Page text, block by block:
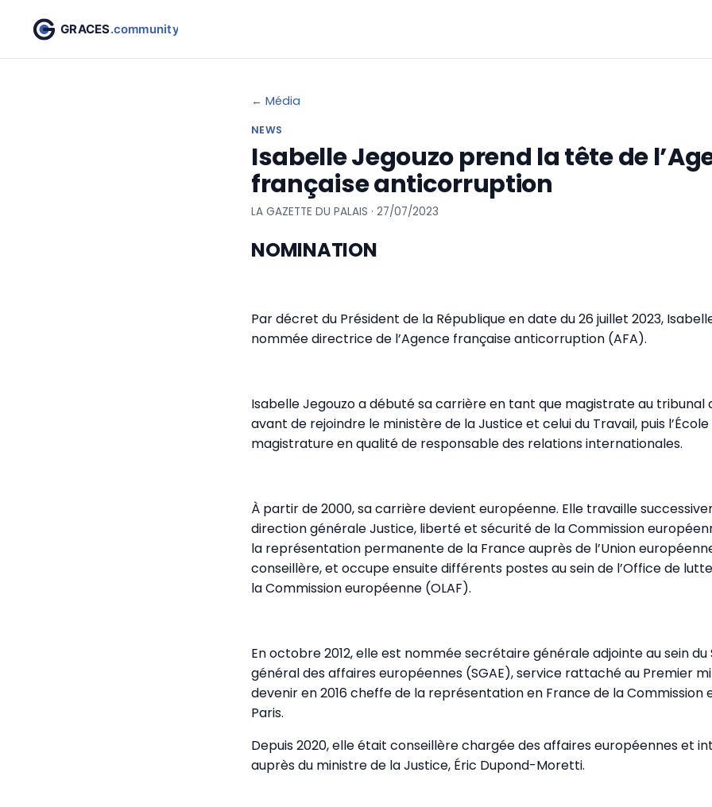
← Média
NEWS
Isabelle Jegouzo prend la tête de
française anticorruption
LA GAZETTE DU PALAIS · 27/07/2023
NOMINATION
Par décret du Président de la République en date du 26 juillet 2023,
nommée directrice de l’Agence française anticorruption (AFA).
Isabelle Jegouzo a débuté sa carrière en tant que magistrate au tribunal
avant de rejoindre le ministère de la Justice et celui du Travail, puis
magistrature en qualité de responsable des relations internationales.
À partir de 2000, sa carrière devient européenne. Elle travaille
direction générale Justice, liberté et sécurité de la Commission
la représentation permanente de la France auprès de l’Union
conseillère, et occupe ensuite différents postes au sein de l’Office de
la Commission européenne (OLAF).
En octobre 2012, elle est nommée secrétaire générale adjointe au sein
général des affaires européennes (SGAE), service rattaché au Premier
devenir en 2016 cheffe de la représentation en France de la Commission
Paris.
Depuis 2020, elle était conseillère chargée des affaires européennes et
auprès du ministre de la Justice, Éric Dupond-Moretti.